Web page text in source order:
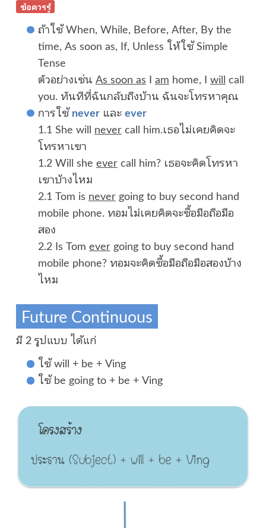
ข้อควรรู้
ถ้าใช้ When, While, Before, After, By the
time, As soon as, If, Unless ให้ใช้ Simple
Tense
ตัวอย่างเช่น As soon as I am home, I will call
you. ทันทีที่ฉันกลับถึงบ้าน ฉันจะโทรหาคุณ
การใช้neverและever
1.1 She will nevercall him.เธอไม่เคยคิดจะ
โทรหาเขา
1.2 Will she evercall him? เธอจะคิดโทรหา
เขาบ้างไหม
2.1 Tom is nevergoing to buy second hand
mobile phone. ทอมไม่เคยคิดจะซื้อมือถือมือ
สอง
2.2 Is Tom evergoing to buy second hand
mobile phone? ทอมจะคิดซื้อมือถือมือสองบ้าง
ไหม
Future Continuous
มี 2 รูปแบบ ได้แก่
ใช้ will + be + Ving
ใช้ be going to + be + Ving